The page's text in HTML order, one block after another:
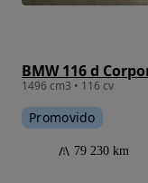
BMW 116 d
1496 cm3 • 116 cv
Promovido
79 230 km